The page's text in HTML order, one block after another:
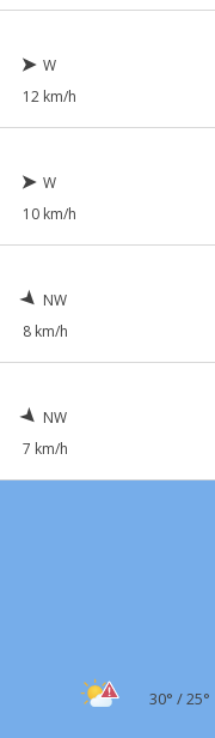
W
12 km/h
W
10 km/h
NW
8 km/h
NW
7 km/h
30° /25°